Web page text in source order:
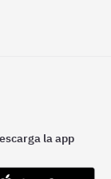
la app